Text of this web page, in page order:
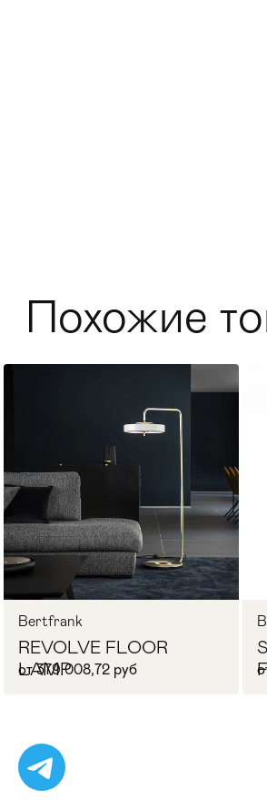
Кровати
Похожие
Bertfrank
REVOLVE FLOOR
LAMP
от 379 008,72 руб